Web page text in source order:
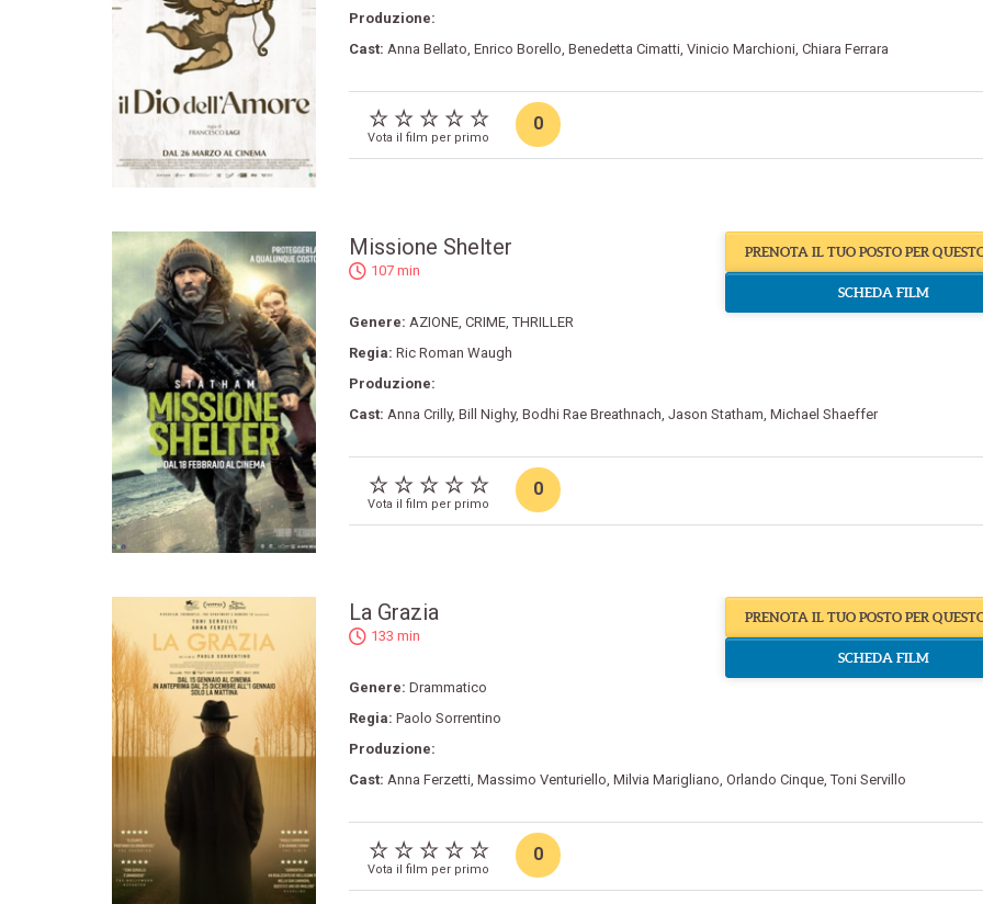
Produzione:
Cast: Anna Bellato, Enrico Borello, Benedetta Cimatti, Vinicio Marchioni, Chiara Ferrara
Vota il film per primo
0
Missione Shelter
107 min
Genere: AZIONE, CRIME,THRILLER
Regia: Ric Roman Waugh
Produzione:
Cast: Anna Crilly, Bill Nighy, Bodhi Rae Breathnach, Jason Statham, Michael Shaeffer
PRENOTA IL TUO POSTO PER
SCHEDA FILM
Vota il film per primo
0
La Grazia
133 min
Genere: Drammatico
Regia: Paolo Sorrentino
Produzione:
Cast: Anna Ferzetti, Massimo Venturiello, Milvia Marigliano, Orlando Cinque,Toni Servillo
PRENOTA IL TUO POSTO PER
SCHEDA FILM
Vota il film per primo
0